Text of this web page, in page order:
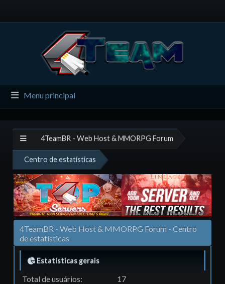
Menu principal
4TeamBR - Web Host & MMORPG Forum
Centro de estatísticas
4TeamBR - Web Host & MMORPG Forum - Centro
de estatísticas
Estatísticas gerais
Total de usuários:
17